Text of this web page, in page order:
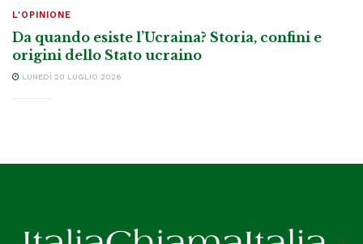
L'OPINIONE
Da quando esiste l’Ucraina? Storia, confini e
origini dello Stato ucraino
LUNEDÌ 20 LUGLIO 2026